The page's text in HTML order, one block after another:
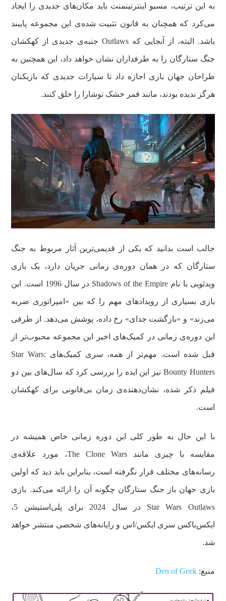
به این ترتیب، مسیو اینترتینمنت باید مکان‌های جدیدی را ایجاد
می‌کرد که همچنان به قانون تثبیت شده‌ی این مجموعه پایبند
باشد. البته، از آنجایی که Outlaws جنبه‌ی جدیدی از کهکشان
جنگ ستارگان را به طرفداران نشان خواهد داد، این همچنین به
طراحان جهان بازی اجازه داد تا سیارات جدیدی که بازیکنان
هرگز ندیده بودند، مانند قمر خشک توشارا را خلق کنند.
جالب است بدانید که یکی از قدیمی‌ترین آثار مربوط به جنگ
ستارگان که در همان دوره‌ی زمانی جریان دارد، یک بازی
ویدئویی با نام Shadows of the Empire در سال 1996 است. این
بازی بسیاری از رویدادهای مهم را که بین «امپراتوری ضربه
می‌زند» و «بازگشت جدای» رخ داده، پوشش می‌دهد. از طرفی
این دوره‌ی زمانی در کمیک‌های اخیر این مجموعه محبوب‌تر از
قبل شده است. مهم‌تر از همه، سری کمیک‌های Star Wars:
Bounty Hunters نیز این ایده را بررسی کرد که سال‌های بین دو
فیلم ذکر شده، نشان‌دهنده‌ی زمان بی‌قانونی برای کهکشان
است.
با این حال به طور کلی این دوره زمانی خاص همیشه در
مقایسه با چیزی مانند The Clone Wars، مورد علاقه‌ی
رسانه‌های مختلف قرار نگرفته است، بنابراین باید دید که اولین
بازی جهان باز جنگ ستارگان چگونه آن را ارائه می‌کند. بازی
Star Wars Outlaws در سال 2024 برای پلی‌استیشن 5،
ایکس‌باکس سری ایکس/اس و رایانه‌های شخصی منتشر خواهد
شد.
منبع:Den of Geek